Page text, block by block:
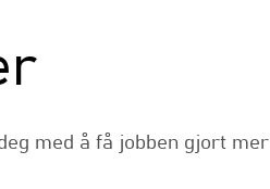
med å få jobben gjort mer